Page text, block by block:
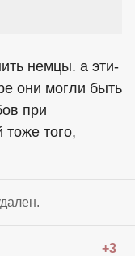
немцы. а эти-
они могли быть
при
того,
+3